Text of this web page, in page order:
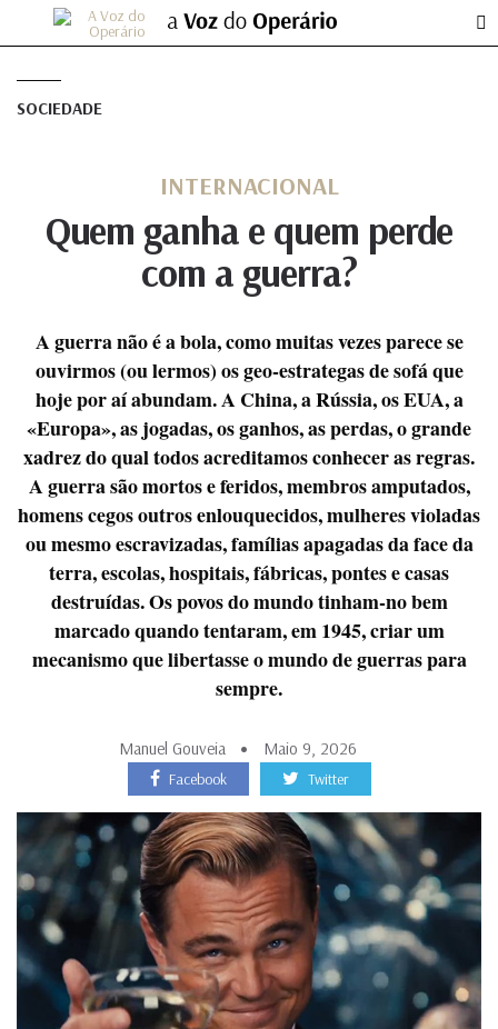
SOCIEDADE
INTERNACIONAL
Quem ganha e quem perde
com a guerra?
A guerra não é a bola, como muitas vezes parece se
ouvirmos (ou lermos) os geo-estrategas de sofá que
hoje por aí abundam. A China, a Rússia, os EUA, a
«Europa», as jogadas, os ganhos, as perdas, o grande
xadrez do qual todos acreditamos conhecer as regras.
A guerra são mortos e feridos, membros amputados,
homens cegos outros enlouquecidos, mulheres violadas
ou mesmo escravizadas, famílias apagadas da face da
terra, escolas, hospitais, fábricas, pontes e casas
destruídas. Os povos do mundo tinham-no bem
marcado quando tentaram, em 1945, criar um
mecanismo que libertasse o mundo de guerras para
sempre.
Manuel Gouveia Maio 9, 2026
Facebook Twitter